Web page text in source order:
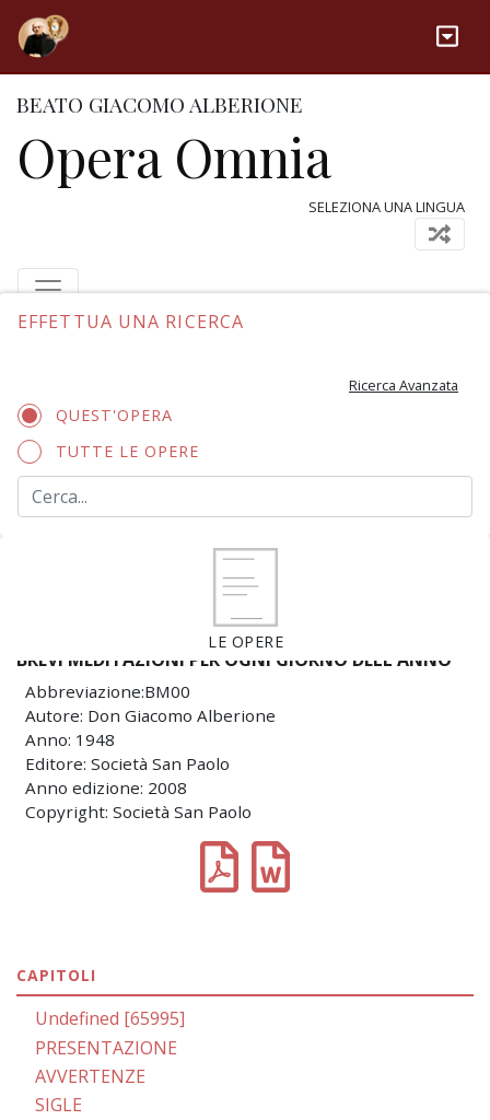
BEATO GIACOMO ALBERIONE
Opera Omnia
SELEZIONA UNA LINGUA
EFFETTUA UNA RICERCA
Ricerca Avanzata
QUEST'OPERA
TUTTE LE OPERE
LE OPERE
BREVI MEDITAZIONI PER OGNI GIORNO DELL'ANNO
Abbreviazione:BM00
Autore: Don Giacomo Alberione
Anno: 1948
Editore: Società San Paolo
Anno edizione: 2008
Copyright: Società San Paolo
CAPITOLI
Undefined [65995]
PRESENTAZIONE
AVVERTENZE
SIGLE